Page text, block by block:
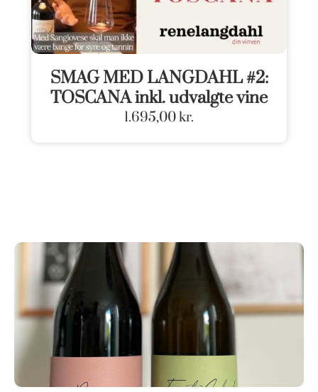
SMAG MED LANGDAHL #2:
TOSCANA inkl. udvalgte vine
1.695,00kr.